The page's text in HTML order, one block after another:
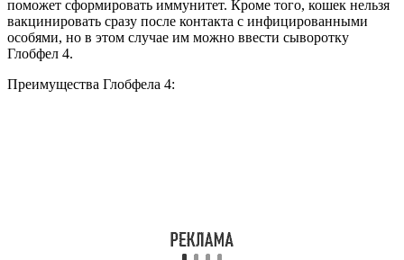
поможет сформировать иммунитет. Кроме того, кошек нельзя
вакцинировать сразу после контакта с инфицированными
особями, но в этом случае им можно ввести сыворотку
Глобфел 4.
Преимущества Глобфела 4: